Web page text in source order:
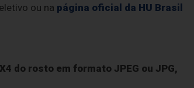
ou na página oficial da HU Brasil
do rosto em formato JPEG ou JPG,